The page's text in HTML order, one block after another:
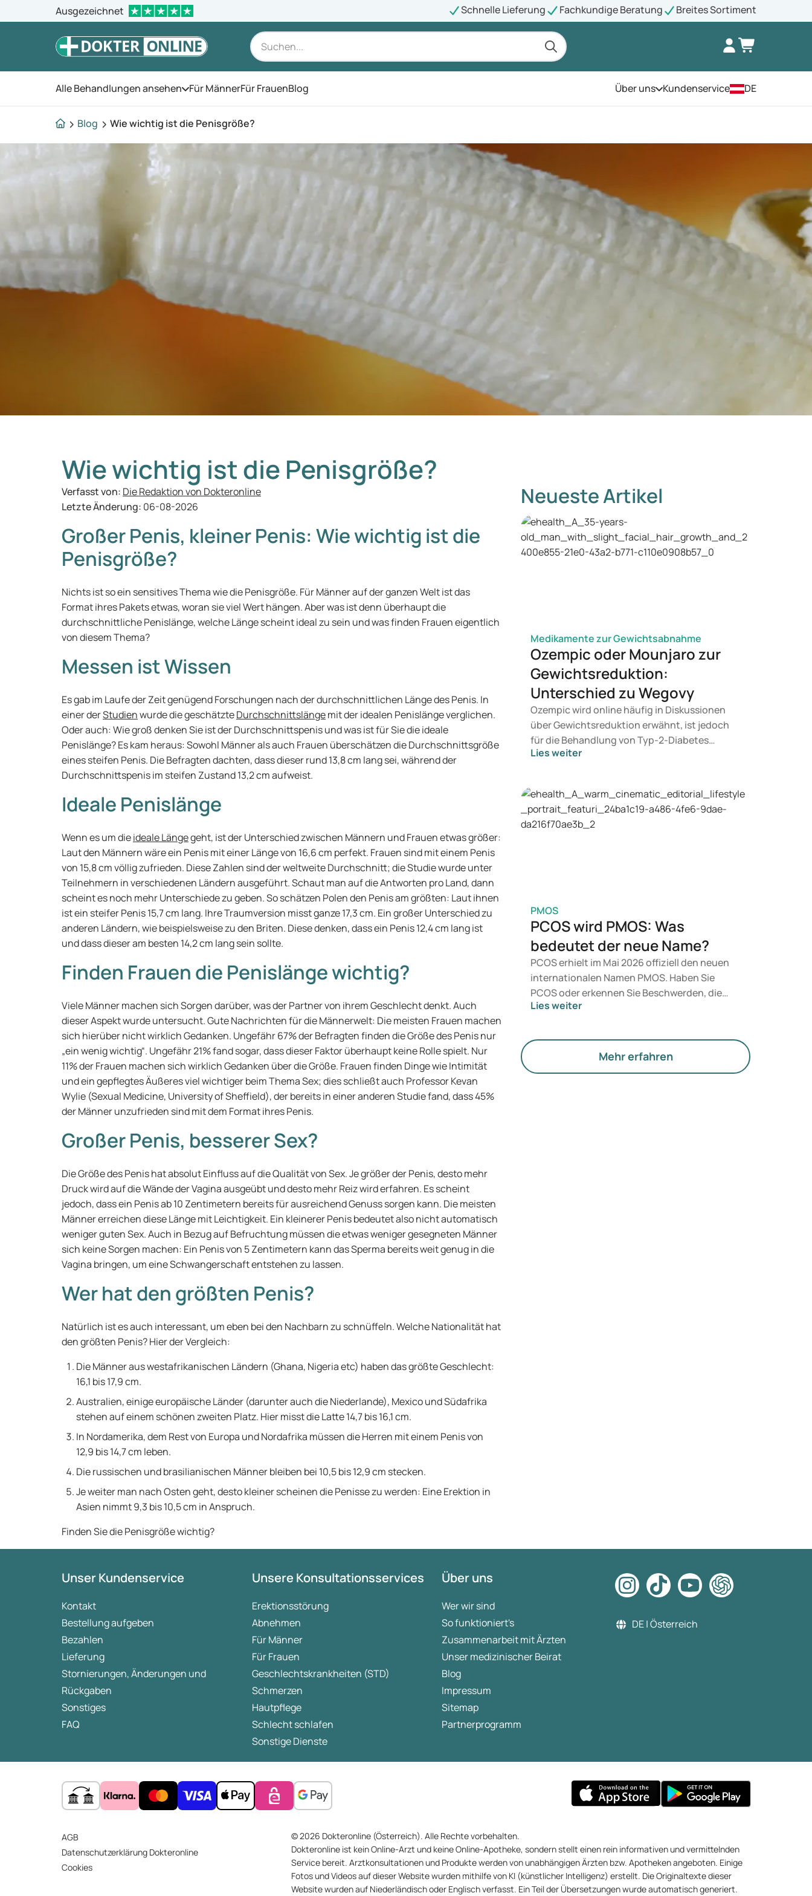
Ausgezeichnet Schnelle Lieferung Fachkundige Beratung Breites Sortiment
Alle Behandlungen ansehen Öffnen Sie das Menü
Für MännerFür FrauenBlog Über unsÖffnen Sie das Menü
Kundenservice DE
Blog Wie wichtig ist die Penisgröße?
Wie wichtig ist die Penisgröße?
Verfasst von: Die Redaktion von Dokteronline
Letzte Änderung: 06-08-2026
Großer Penis, kleiner Penis: Wie wichtig ist die
Penisgröße?
Nichts ist so ein sensitives Thema wie die Penisgröße. Für Männer auf der ganzen Welt ist das
Format ihres Pakets etwas, woran sie viel Wert hängen. Aber was ist denn überhaupt die
durchschnittliche Penislänge, welche Länge scheint ideal zu sein und was finden Frauen eigentlich
von diesem Thema?
Messen ist Wissen
Es gab im Laufe der Zeit genügend Forschungen nach der durchschnittlichen Länge des Penis. In
einer derStudienwurde die geschätzteDurchschnittslängemit der idealen Penislänge verglichen.
Oder auch: Wie groß denken Sie ist der Durchschnittspenis und was ist für Sie die ideale
Penislänge? Es kam heraus: Sowohl Männer als auch Frauen überschätzen die Durchschnittsgröße
eines steifen Penis. Die Befragten dachten, dass dieser rund 13,8 cm lang sei, während der
Durchschnittspenis im steifen Zustand 13,2 cm aufweist.
Ideale Penislänge
Wenn es um dieideale Längegeht, ist der Unterschied zwischen Männern und Frauen etwas größer:
Laut den Männern wäre ein Penis mit einer Länge von 16,6 cm perfekt. Frauen sind mit einem Penis
von 15,8 cm völlig zufrieden. Diese Zahlen sind der weltweite Durchschnitt; die Studie wurde unter
Teilnehmern in verschiedenen Ländern ausgeführt. Schaut man auf die Antworten pro Land, dann
scheint es noch mehr Unterschiede zu geben. So schätzen Polen den Penis am größten: Laut ihnen
ist ein steifer Penis 15,7 cm lang. Ihre Traumversion misst ganze 17,3 cm. Ein großer Unterschied zu
anderen Ländern, wie beispielsweise zu den Briten. Diese denken, dass ein Penis 12,4 cm lang ist
und dass dieser am besten 14,2 cm lang sein sollte.
Finden Frauen die Penislänge wichtig?
Viele Männer machen sich Sorgen darüber, was der Partner von ihrem Geschlecht denkt. Auch
dieser Aspekt wurde untersucht. Gute Nachrichten für die Männerwelt: Die meisten Frauen machen
sich hierüber nicht wirklich Gedanken. Ungefähr 67% der Befragten finden die Größe des Penis nur
„ein wenig wichtig“. Ungefähr 21% fand sogar, dass dieser Faktor überhaupt keine Rolle spielt. Nur
11% der Frauen machen sich wirklich Gedanken über die Größe. Frauen finden Dinge wie Intimität
und ein gepflegtes Äußeres viel wichtiger beim Thema Sex; dies schließt auch Professor Kevan
Wylie (Sexual Medicine, University of Sheffield), der bereits in einer anderen Studie fand, dass 45%
der Männer unzufrieden sind mit dem Format ihres Penis.
Großer Penis, besserer Sex?
Die Größe des Penis hat absolut Einfluss auf die Qualität von Sex. Je größer der Penis, desto mehr
Druck wird auf die Wände der Vagina ausgeübt und desto mehr Reiz wird erfahren. Es scheint
jedoch, dass ein Penis ab 10 Zentimetern bereits für ausreichend Genuss sorgen kann. Die meisten
Männer erreichen diese Länge mit Leichtigkeit. Ein kleinerer Penis bedeutet also nicht automatisch
weniger guten Sex. Auch in Bezug auf Befruchtung müssen die etwas weniger gesegneten Männer
sich keine Sorgen machen: Ein Penis von 5 Zentimetern kann das Sperma bereits weit genug in die
Vagina bringen, um eine Schwangerschaft entstehen zu lassen.
Wer hat den größten Penis?
Natürlich ist es auch interessant, um eben bei den Nachbarn zu schnüffeln. Welche Nationalität hat
den größten Penis? Hier der Vergleich:
Die Männer aus westafrikanischen Ländern (Ghana, Nigeria etc) haben das größte Geschlecht:
16,1 bis 17,9 cm.
Australien, einige europäische Länder (darunter auch die Niederlande), Mexico und Südafrika
stehen auf einem schönen zweiten Platz. Hier misst die Latte 14,7 bis 16,1 cm.
In Nordamerika, dem Rest von Europa und Nordafrika müssen die Herren mit einem Penis von
12,9 bis 14,7 cm leben.
Die russischen und brasilianischen Männer bleiben bei 10,5 bis 12,9 cm stecken.
Je weiter man nach Osten geht, desto kleiner scheinen die Penisse zu werden: Eine Erektion in
Asien nimmt 9,3 bis 10,5 cm in Anspruch.
Finden Sie die Penisgröße wichtig?
Neueste Artikel
Medikamente zur Gewichtsabnahme
Ozempic oder Mounjaro zur
Gewichtsreduktion:
Unterschied zu Wegovy
Ozempic wird online häufig in Diskussionen
über Gewichtsreduktion erwähnt, ist jedoch
für die Behandlung von Typ-2-Diabetes
vorgesehen. Suchen Sie eine Therapie zur
Behandlung für Sie geeignet ist, entscheidet
ein Arzt auf Basis Ihrer gesundheitlichen
Verfassung, Ihres BMI und Ihrer aktuellen
Lies weiter
PMOS
PCOS wird PMOS: Was
bedeutet der neue Name?
PCOS erhielt im Mai 2026 offiziell den neuen
internationalen Namen PMOS. Haben Sie
PCOS oder erkennen Sie Beschwerden, die
dazu passen? Medizinisch ändert sich vorerst
Gewicht auf Hormone, den Stoffwechsel und
die Funktion der Eierstöcke.
Lies weiter
Mehr erfahren
Unser Kundenservice
Kontakt
Bestellung aufgeben
Bezahlen
Lieferung
Stornierungen, Änderungen und
Rückgaben
Sonstiges
FAQ
Unsere Konsultationsservices
Erektionsstörung
Abnehmen
Für Männer
Für Frauen
Geschlechtskrankheiten (STD)
Schmerzen
Hautpflege
Schlecht schlafen
Sonstige Dienste
Über uns
Wer wir sind
So funktioniert's
Zusammenarbeit mit Ärzten
Unser medizinischer Beirat
Blog
Impressum
Sitemap
Partnerprogramm
DE | Österreich
AGB
Datenschutzerklärung Dokteronline
Cookies
© 2026 Dokteronline (Österreich). Alle Rechte vorbehalten.
Dokteronline ist kein Online-Arzt und keine Online-Apotheke, sondern stellt einen rein informativen und vermittelnden
Service bereit. Arztkonsultationen und Produkte werden von unabhängigen Ärzten bzw. Apotheken angeboten. Einige
Fotos und Videos auf dieser Website wurden mithilfe von KI (künstlicher Intelligenz) erstellt. Die Originaltexte dieser
Website wurden auf Niederländisch oder Englisch verfasst. Ein Teil der Übersetzungen wurde automatisch generiert.